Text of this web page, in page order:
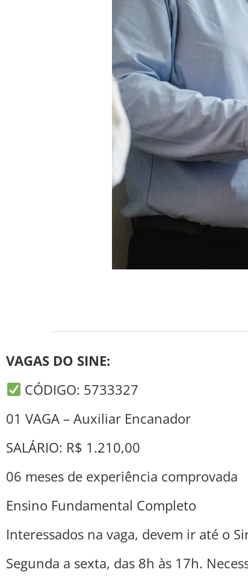
VAGAS DO SINE:
CÓDIGO: 5733327
01 VAGA – Auxiliar Encanador
SALÁRIO: R$ 1.210,00
06 meses de experiência comprovada
Ensino Fundamental Completo
Interessados na vaga, devem ir até o
Segunda a sexta, das 8h às 17h.